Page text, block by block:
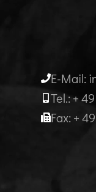
E-Mail:
Tel.: +
Fax: +